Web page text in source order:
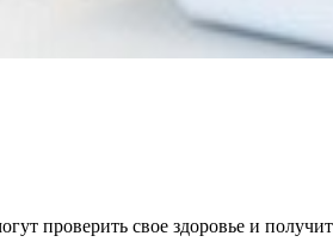
проверить свое здоровье и